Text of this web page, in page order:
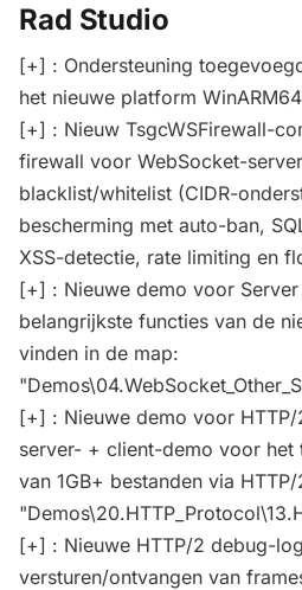
Rad Studio
[+] : Ondersteuning
het nieuwe platform
[+] : Nieuw TsgcWSFirewall-
firewall voor WebSocket-
blacklist/whitelist (CIDR-
bescherming met auto-ban,
XSS-detectie, rate limiting en
[+] : Nieuwe demo voor
belangrijkste functies van de
vinden in de map:
[+] : Nieuwe demo voor HTTP/
server- + client-demo voor het
van 1GB+ bestanden via
[+] : Nieuwe HTTP/2 debug-
versturen/ontvangen van